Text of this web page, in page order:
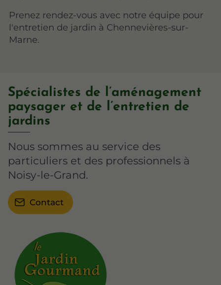
Prenez rendez-vous avec notre équipe pour
l'entretien de jardin à Chennevières-sur-
Marne.
Spécialistes de l’aménagement
paysager et de l’entretien de
jardins
Nous sommes au service des
particuliers et des professionnels à
Noisy-le-Grand.
Contact